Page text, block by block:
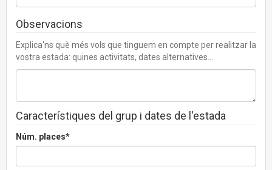
Observacions
Explica'ns què més vols que tinguem en compte per realitzar la
vostra estada: quines activitats, dates alternatives...
Característiques del grup i dates de l'estada
Núm. places*